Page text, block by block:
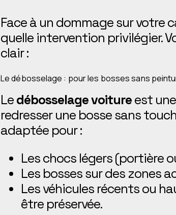
Face à un dommage sur votre
quelle intervention privilégier.
clair :
Le débosselage : pour les bosses sans
Ledébosselage voitureest
redresser une bosse sans
adaptée pour :
Les chocs légers (portière
Les bosses sur des zones
Les véhicules récents ou
être préservée.